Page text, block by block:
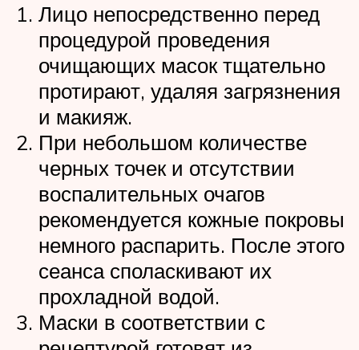
Лицо непосредственно перед
процедурой проведения
очищающих масок тщательно
протирают, удаляя загрязнения
и макияж.
При небольшом количестве
черных точек и отсутствии
воспалительных очагов
рекомендуется кожные покровы
немного распарить. После этого
сеанса споласкивают их
прохладной водой.
Маски в соответствии с